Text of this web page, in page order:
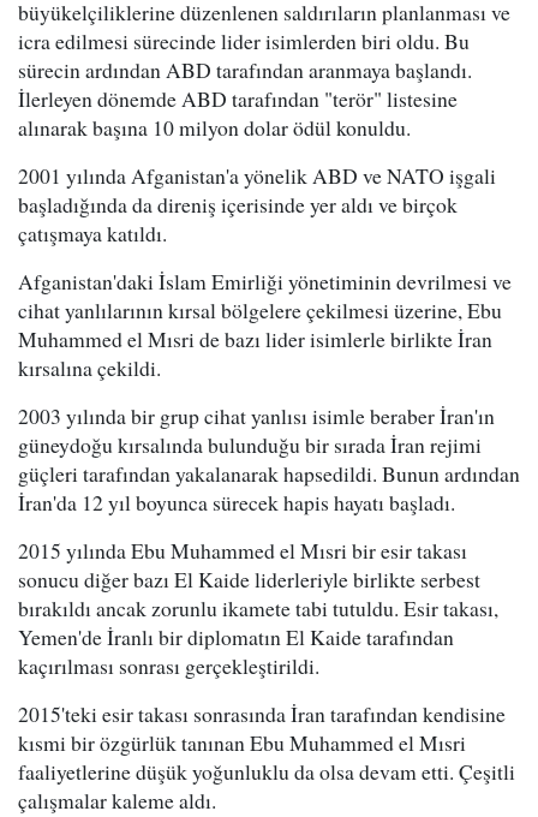
büyükelçiliklerine düzenlenen saldırıların planlanması ve
icra edilmesi sürecinde lider isimlerden biri oldu. Bu
sürecin ardından ABD tarafından aranmaya başlandı.
İlerleyen dönemde ABD tarafından "terör" listesine
alınarak başına 10 milyon dolar ödül konuldu.
2001 yılında Afganistan'a yönelik ABD ve NATO işgali
başladığında da direniş içerisinde yer aldı ve birçok
çatışmaya katıldı.
Afganistan'daki İslam Emirliği yönetiminin devrilmesi ve
cihat yanlılarının kırsal bölgelere çekilmesi üzerine, Ebu
Muhammed el Mısri de bazı lider isimlerle birlikte İran
kırsalına çekildi.
2003 yılında bir grup cihat yanlısı isimle beraber İran'ın
güneydoğu kırsalında bulunduğu bir sırada İran rejimi
güçleri tarafından yakalanarak hapsedildi. Bunun ardından
İran'da 12 yıl boyunca sürecek hapis hayatı başladı.
2015 yılında Ebu Muhammed el Mısri bir esir takası
sonucu diğer bazı El Kaide liderleriyle birlikte serbest
bırakıldı ancak zorunlu ikamete tabi tutuldu. Esir takası,
Yemen'de İranlı bir diplomatın El Kaide tarafından
kaçırılması sonrası gerçekleştirildi.
2015'teki esir takası sonrasında İran tarafından kendisine
kısmi bir özgürlük tanınan Ebu Muhammed el Mısri
faaliyetlerine düşük yoğunluklu da olsa devam etti. Çeşitli
çalışmalar kaleme aldı.